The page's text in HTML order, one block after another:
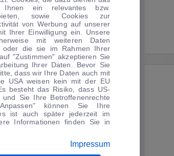
MOTORSPORT
WOHNMOBILE
Ihnen ein relevantes bzw.
sowie Cookies zur
von Werbung auf unserer
Ihrer Einwilligung ein. Unsere
mit weiteren Daten
oder die sie im Rahmen Ihrer
"Zustimmen" akzeptieren Sie
Ihrer Daten. Bevor Sie
dass wir Ihre Daten auch mit
USA weisen kein mit der EU
besteht das Risiko, dass US-
Sie Ihre Betroffenenrechte
können Sie Ihre
ist auch später jederzeit im
Informationen finden Sie in
Impressum